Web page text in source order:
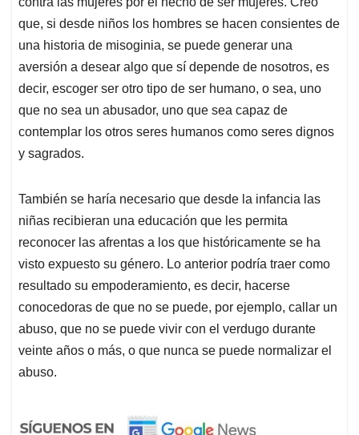
que, si desde niños los hombres se hacen consientes de
una historia de misoginia, se puede generar una
aversión a desear algo que sí depende de nosotros, es
decir, escoger ser otro tipo de ser humano, o sea, uno
que no sea un abusador, uno que sea capaz de
contemplar los otros seres humanos como seres dignos
y sagrados.
También se haría necesario que desde la infancia las
niñas recibieran una educación que les permita
reconocer las afrentas a los que históricamente se ha
visto expuesto su género. Lo anterior podría traer como
resultado su empoderamiento, es decir, hacerse
conocedoras de que no se puede, por ejemplo, callar un
abuso, que no se puede vivir con el verdugo durante
veinte años o más, o que nunca se puede normalizar el
abuso.